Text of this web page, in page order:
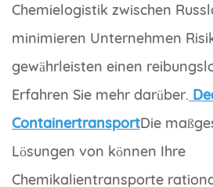
Chemielogistik zwischen
minimieren Unternehmen
gewährleisten einen
Erfahren Sie mehr darüber.
ContainertransportDie
Lösungen von können Ihre
Chemikalientransporte